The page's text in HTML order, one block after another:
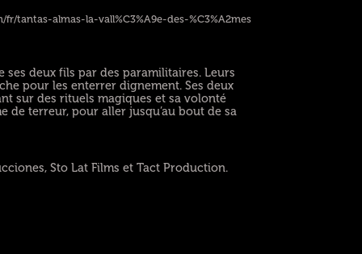
tantas-almas-la-vall%C3%A9e-des-%C3%A2mes
ses deux fils par des paramilitaires. Leurs
pour les enterrer dignement. Ses deux
sur des rituels magiques et sa volonté
de terreur, pour aller jusqu’au bout de sa
Sto Lat Films et Tact Production.